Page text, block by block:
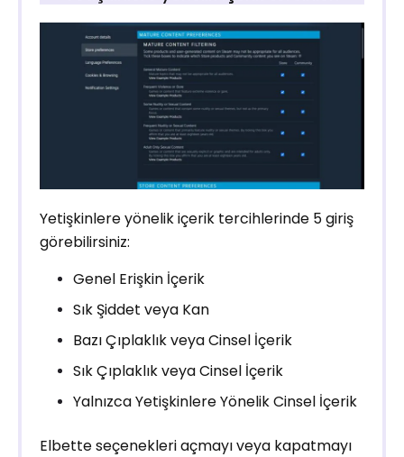
Yetişkinlere yönelik içerik tercihlerinde 5 giriş
görebilirsiniz:
Genel Erişkin İçerik
Sık Şiddet veya Kan
Bazı Çıplaklık veya Cinsel İçerik
Sık Çıplaklık veya Cinsel İçerik
Yalnızca Yetişkinlere Yönelik Cinsel İçerik
Elbette seçenekleri açmayı veya kapatmayı